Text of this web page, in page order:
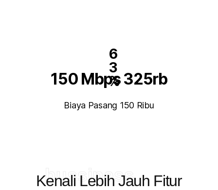
6
3
%
150 Mbps 325rb
Biaya Pasang 150 Ribu
bussiness
Kenali Lebih Jauh Fitur